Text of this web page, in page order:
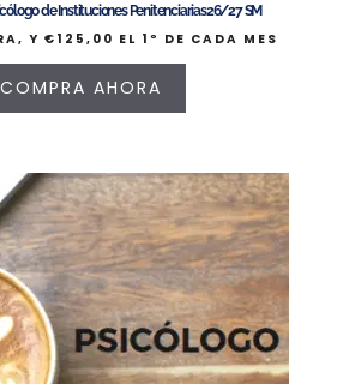
de Instituciones Penitenciarias26/27 SM
Y € 125,00 EL 1º DE CADA MES
COMPRA AHORA